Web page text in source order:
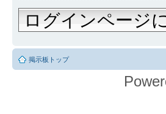
ログインページ
掲示板トップ